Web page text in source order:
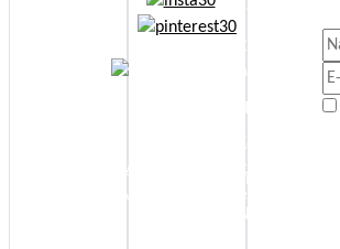
www.annettaagot.dk
All Rights Reserved
Cookie- og
Kontakt
Sideoversigt
Nyhedsbrev